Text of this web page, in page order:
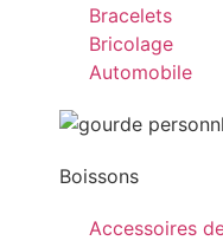
Bracelets
Bricolage
Automobile
Boissons
Accessoires